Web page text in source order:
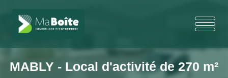
MABLY - Local d'activité de 270 m²